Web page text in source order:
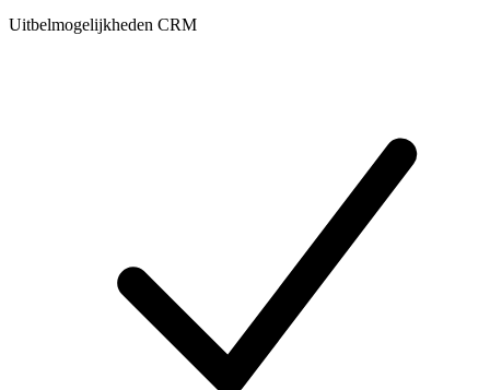
Uitbelmogelijkheden CRM